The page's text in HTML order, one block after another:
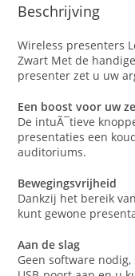
Beschrijving
Wireless presenters
Zwart Met de
presenter zet u uw
Een boost voor uw
De intuÃ¯tieve
presentaties een
auditoriums.
Bewegingsvrijheid
Dankzij het bereik
kunt gewone
Aan de slag
Geen software